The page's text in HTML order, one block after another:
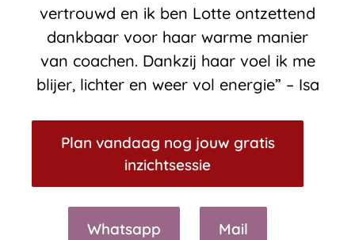
vertrouwd en ik ben Lotte ontzettend
dankbaar voor haar warme manier
van coachen. Dankzij haar voel ik me
blijer, lichter en weer vol energie” – Isa
Plan vandaag nog jouw gratis
inzichtsessie
Whatsapp Mail